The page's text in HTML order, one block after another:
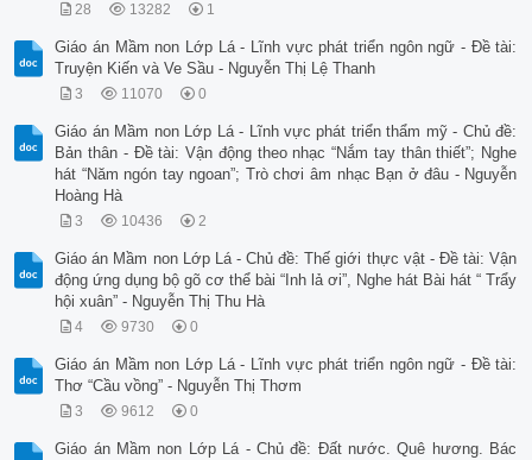
28 13282 1
Giáo án Mầm non Lớp Lá - Lĩnh vực phát triển ngôn ngữ - Đề tài:
Truyện Kiến và Ve Sầu - Nguyễn Thị Lệ Thanh
3 11070 0
Giáo án Mầm non Lớp Lá - Lĩnh vực phát triển thẩm mỹ - Chủ đề:
Bản thân - Đề tài: Vận động theo nhạc “Nắm tay thân thiết”; Nghe
hát “Năm ngón tay ngoan”; Trò chơi âm nhạc Bạn ở đâu - Nguyễn
Hoàng Hà
3 10436 2
Giáo án Mầm non Lớp Lá - Chủ đề: Thế giới thực vật - Đề tài: Vận
động ứng dụng bộ gõ cơ thể bài “Inh lả ơi”, Nghe hát Bài hát “ Trẩy
hội xuân” - Nguyễn Thị Thu Hà
4 9730 0
Giáo án Mầm non Lớp Lá - Lĩnh vực phát triển ngôn ngữ - Đề tài:
Thơ “Cầu vồng” - Nguyễn Thị Thơm
3 9612 0
Giáo án Mầm non Lớp Lá - Chủ đề: Đất nước. Quê hương. Bác